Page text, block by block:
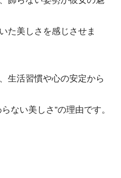
た美しさを感じさせま
生活習慣や心の安定から
ない美しさ”の理由です。